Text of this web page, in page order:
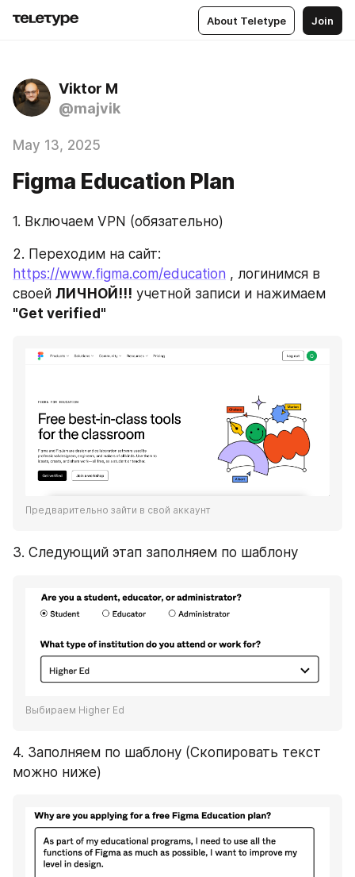
About Teletype Join
Viktor M
@majvik
May 13, 2025
Figma Education Plan
1. Включаем VPN (обязательно)
https://www.figma.com/education , логинимся в
своей ЛИЧНОЙ!!!
"Get verified"
Предварительно зайти в свой аккаунт
3. Следующий этап заполняем по шаблону
Выбираем Higher Ed
4. Заполняем по шаблону (Скопировать текст
можно ниже)